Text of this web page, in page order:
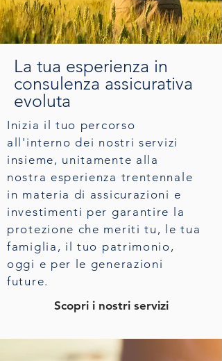
La tua esperienza in
consulenza assicurativa
evoluta
Inizia il tuo percorso
all'interno dei nostri servizi
insieme, unitamente alla
nostra esperienza trentennale
in materia di assicurazioni e
investimenti per garantire la
protezione che meriti tu, le tua
famiglia, il tuo patrimonio,
oggi e per le generazioni
future.
Scopri i nostri servizi